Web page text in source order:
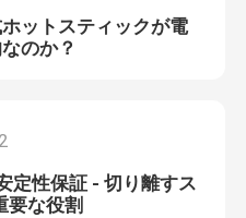
ットスティックが電
のか？
定性保証 - 切り離すス
要な役割